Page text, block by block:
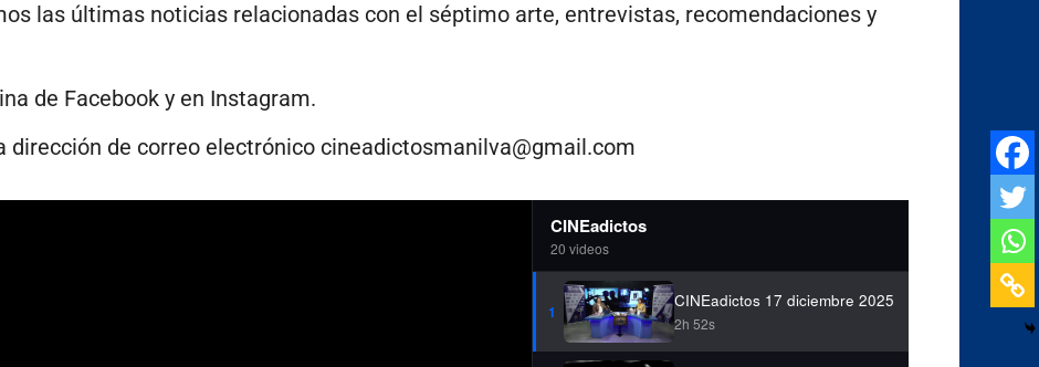
las últimas noticias relacionadas con el séptimo arte, entrevistas, recomendaciones y
de Facebook y en Instagram.
dirección de correo electrónico cineadictosmanilva@gmail.com